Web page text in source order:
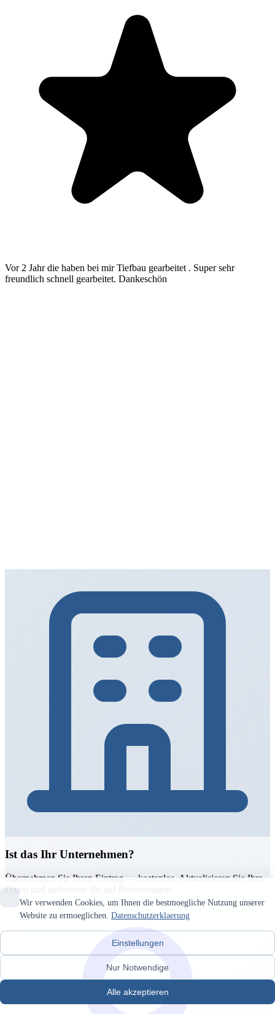
Vor 2 Jahr die haben bei mir Tiefbau gearbeitet . Super sehr
freundlich schnell gearbeitet. Dankeschön
Ist das Ihr Unternehmen?
Übernehmen Sie Ihren Eintrag — kostenlos. Aktualisieren Sie Ihre
Daten und antworten Sie auf Bewertungen.
Wir verwenden Cookies, um Ihnen die bestmoegliche Nutzung unserer
Website zu ermoeglichen. Datenschutzerklaerung
Einstellungen
Nur Notwendige
Alle akzeptieren